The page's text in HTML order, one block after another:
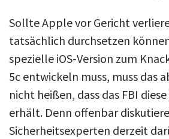
iPad
Tests
Tipps
Magazine
Über uns
Sollte Apple vor Gericht
tatsächlich durchsetzen
spezielle iOS-Version zum
5c entwickeln muss, muss das
nicht heißen, dass das FBI
erhält. Denn offenbar
Sicherheitsexperten derzeit